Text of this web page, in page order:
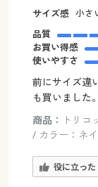
サイズ感 小さ
品質
お買い得感
使いやすさ
前にサイズ違
も買いました。
商品：
トリ
/ カラー：ネイ
役に立った